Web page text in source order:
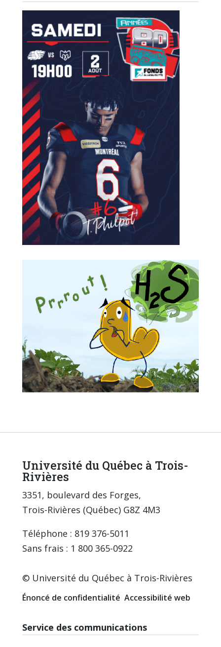
Université du Québec à Trois-
Rivières
3351, boulevard des Forges,
Trois-Rivières (Québec) G8Z 4M3
Téléphone : 819 376-5011
Sans frais : 1 800 365-0922
© Université du Québec à Trois-Rivières
Énoncé de confidentialité Accessibilité web
Service des communications